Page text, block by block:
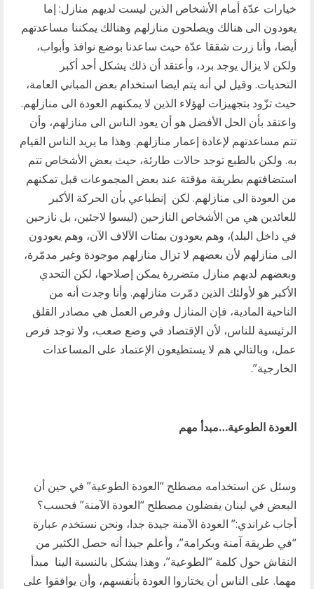
خيارات عدّة أمام الأشخاص الذين ليست لديهم منازل: إما
يعودون الى هنالك ويصلحون منازلهم وهنالك يمكننا مساعدتهم
أيضا، وأنا زرت شققا عدّة حيث ساعدنا بوضع نوافذ وأبواب،
ولكن لا يزال يوجد برد، وأعتقد أن ذلك يشكل أحد أكبر
التحديات. وقيل لي أنه يتم ايضا استخدام بعض المباني العامة،
حيث تزّود بتجهيزات لهؤلاء الذين لا يمكنهم العودة الى منازلهم.
واعتقد بأن الحل الأفضل هو أن يعود الناس الى منازلهم، وأن
تتم مساعدتهم لإعادة إعمار منازلهم. وهذا ما يريد الناس القيام
به. ولكن بالطبع توجد حالات طارئة، حيث بعض الأشخاص تتم
استضافتهم بطريقة مؤقتة عند بعض المجموعات قبل تمكنهم
من العودة الى منازلهم. لكن إنطباعي بأن الحركة الأكبر
للعائدين هي من الأشخاص النازحين (ليسوا لاجئين، بل نازحين
في داخل البلد)، وهم يعودون بمئات الآلاف الآن، وهم يعودون
الى منازلهم لأن بعضهم لا تزال منازلهم موجودة وغير مدمّرة،
وبعضهم لديهم منازل متضررة يمكن إصلاحها، لكن التحدي
الأكبر هو لأولئك الذين دمّرت منازلهم. وأنا وجدت أنه من
الناحية المادية، فإن المنازل وفرص العمل هي مصادر القلق
الرئيسية للناس، لأن الإقتصاد في وضع صعب، ولا توجد فرص
عمل، وبالتالي هم لا يستطيعون الإعتماد على المساعدات
الخارجية”.
العودة الطوعية…مبدأ مهم
وسئل عن استخدامه مصطلح “العودة الطوعية” في حين أن
البعض في لبنان يفضلون مصطلح “العودة الآمنة” فحسب؟
أجاب غراندي:” العودة الآمنة جيدة جدا، ونحن نستخدم عبارة
“في طريقة آمنة وبكرامة”، وأعلم جيدا أنه حصل الكثير من
النقاش حول كلمة “الطوعية”، وهذا يشكل بالنسبة الينا مبدأ
مهما. على الناس أن يختاروا العودة بأنفسهم، وأن يوافقوا على